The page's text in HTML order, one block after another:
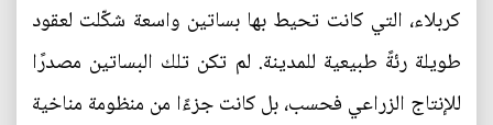
كربلاء، التي كانت تحيط بها بساتين واسعة شكّلت لعقود
طويلة رئةً طبيعية للمدينة. لم تكن تلك البساتين مصدرًا
للإنتاج الزراعي فحسب، بل كانت جزءًا من منظومة مناخية